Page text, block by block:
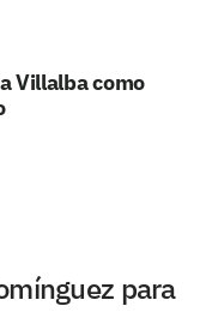
Villalba como
para